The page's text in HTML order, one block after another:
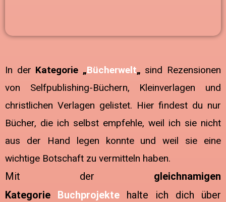
In der Kategorie „Bücherwelt„ sind Rezensionen
von Selfpublishing-Büchern, Kleinverlagen und
christlichen Verlagen gelistet. Hier findest du nur
Bücher, die ich selbst empfehle, weil ich sie nicht
aus der Hand legen konnte und weil sie eine
wichtige Botschaft zu vermitteln haben.
Mit der gleichnamigen
Kategorie
Buchprojekte halte ich dich über